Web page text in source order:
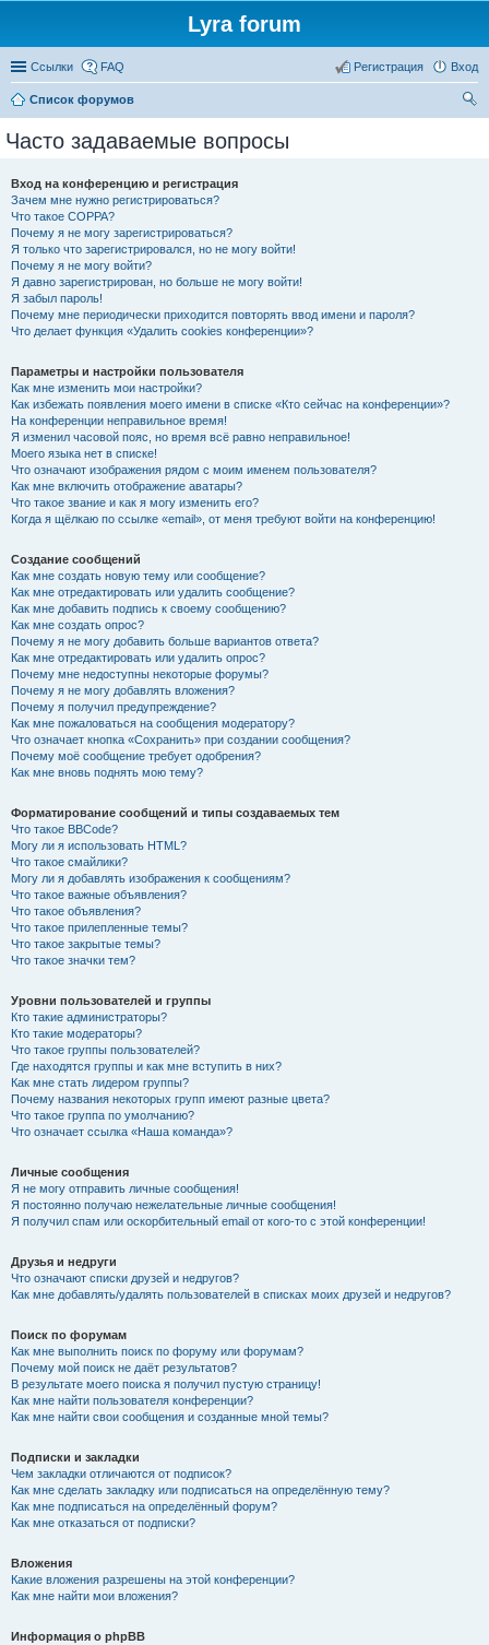
Lyra forum
Ссылки FAQ Вход
Регистрация
Список форумов
Часто задаваемые вопросы
Вход на конференцию и регистрация
Зачем мне нужно регистрироваться?
Что такое COPPA?
Почему я не могу зарегистрироваться?
Я только что зарегистрировался, но не могу войти!
Почему я не могу войти?
Я давно зарегистрирован, но больше не могу войти!
Я забыл пароль!
Почему мне периодически приходится повторять ввод имени и пароля?
Что делает функция «Удалить cookies конференции»?
Параметры и настройки пользователя
Как мне изменить мои настройки?
Как избежать появления моего имени в списке «Кто сейчас на конференции»?
На конференции неправильное время!
Я изменил часовой пояс, но время всё равно неправильное!
Моего языка нет в списке!
Что означают изображения рядом с моим именем пользователя?
Как мне включить отображение аватары?
Что такое звание и как я могу изменить его?
Когда я щёлкаю по ссылке «email», от меня требуют войти на конференцию!
Создание сообщений
Как мне создать новую тему или сообщение?
Как мне отредактировать или удалить сообщение?
Как мне добавить подпись к своему сообщению?
Как мне создать опрос?
Почему я не могу добавить больше вариантов ответа?
Как мне отредактировать или удалить опрос?
Почему мне недоступны некоторые форумы?
Почему я не могу добавлять вложения?
Почему я получил предупреждение?
Как мне пожаловаться на сообщения модератору?
Что означает кнопка «Сохранить» при создании сообщения?
Почему моё сообщение требует одобрения?
Как мне вновь поднять мою тему?
Форматирование сообщений и типы создаваемых тем
Что такое BBCode?
Могу ли я использовать HTML?
Что такое смайлики?
Могу ли я добавлять изображения к сообщениям?
Что такое важные объявления?
Что такое объявления?
Что такое прилепленные темы?
Что такое закрытые темы?
Что такое значки тем?
Уровни пользователей и группы
Кто такие администраторы?
Кто такие модераторы?
Что такое группы пользователей?
Где находятся группы и как мне вступить в них?
Как мне стать лидером группы?
Почему названия некоторых групп имеют разные цвета?
Что такое группа по умолчанию?
Что означает ссылка «Наша команда»?
Личные сообщения
Я не могу отправить личные сообщения!
Я постоянно получаю нежелательные личные сообщения!
Я получил спам или оскорбительный email от кого-то с этой конференции!
Друзья и недруги
Что означают списки друзей и недругов?
Как мне добавлять/удалять пользователей в списках моих друзей и недругов?
Поиск по форумам
Как мне выполнить поиск по форуму или форумам?
Почему мой поиск не даёт результатов?
В результате моего поиска я получил пустую страницу!
Как мне найти пользователя конференции?
Как мне найти свои сообщения и созданные мной темы?
Подписки и закладки
Чем закладки отличаются от подписок?
Как мне сделать закладку или подписаться на определённую тему?
Как мне подписаться на определённый форум?
Как мне отказаться от подписки?
Вложения
Какие вложения разрешены на этой конференции?
Как мне найти мои вложения?
Информация о phpBB